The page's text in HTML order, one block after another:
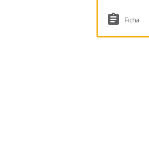
 Ficha